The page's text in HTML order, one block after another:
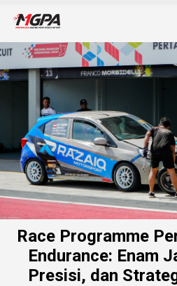
Race Programme
Endurance: Enam
Presisi, dan